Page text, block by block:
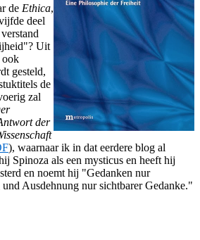
de Ethica,
deel
Uit
ook
gesteld,
de
zal
der
), waarnaar ik in dat eerdere blog al
Spinoza als een mysticus en heeft hij
en noemt hij "Gedanken nur
Ausdehnung nur sichtbarer Gedanke."